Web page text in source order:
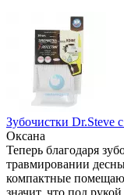
Зубочистки Dr.Steve
Оксана
Теперь благодаря
травмировании
компактные
значит, что под